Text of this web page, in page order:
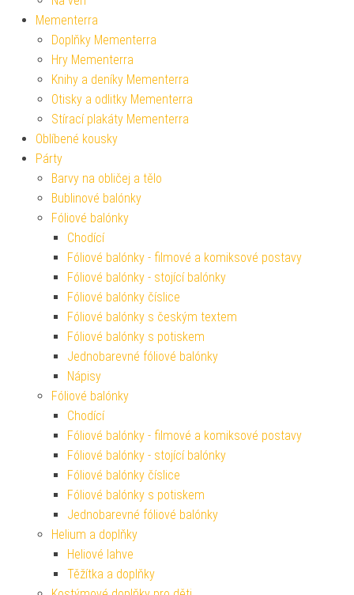
Mementerra
Doplňky Mementerra
Hry Mementerra
Knihy a deníky Mementerra
Otisky a odlitky Mementerra
Stírací plakáty Mementerra
Oblíbené kousky
Párty
Barvy na obličej a tělo
Bublinové balónky
Fóliové balónky
Chodící
Fóliové balónky - filmové a komiksové postavy
Fóliové balónky - stojící balónky
Fóliové balónky číslice
Fóliové balónky s českým textem
Fóliové balónky s potiskem
Jednobarevné fóliové balónky
Nápisy
Fóliové balónky
Chodící
Fóliové balónky - filmové a komiksové postavy
Fóliové balónky - stojící balónky
Fóliové balónky číslice
Fóliové balónky s potiskem
Jednobarevné fóliové balónky
Helium a doplňky
Heliové lahve
Těžítka a doplňky